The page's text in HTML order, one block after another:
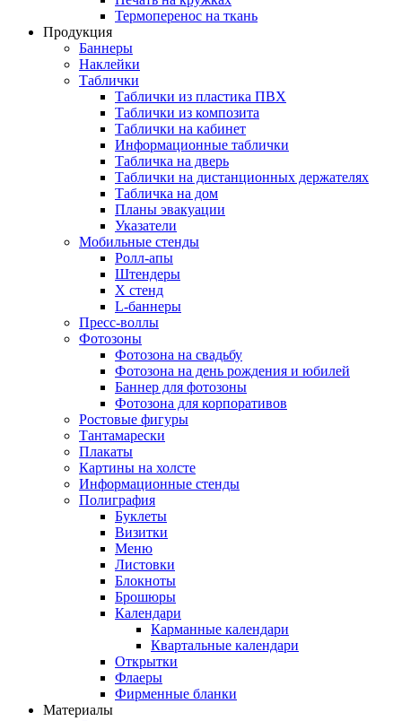
Термоперенос на ткань
Продукция
Баннеры
Наклейки
Таблички
Таблички из пластика ПВХ
Таблички из композита
Таблички на кабинет
Информационные таблички
Табличка на дверь
Таблички на дистанционных держателях
Табличка на дом
Планы эвакуации
Указатели
Мобильные стенды
Ролл-апы
Штендеры
Х стенд
L-баннеры
Пресс-воллы
Фотозоны
Фотозона на свадьбу
Фотозона на день рождения и юбилей
Баннер для фотозоны
Фотозона для корпоративов
Ростовые фигуры
Тантамарески
Плакаты
Картины на холсте
Информационные стенды
Полиграфия
Буклеты
Визитки
Меню
Листовки
Блокноты
Брошюры
Календари
Карманные календари
Квартальные календари
Открытки
Флаеры
Фирменные бланки
Материалы